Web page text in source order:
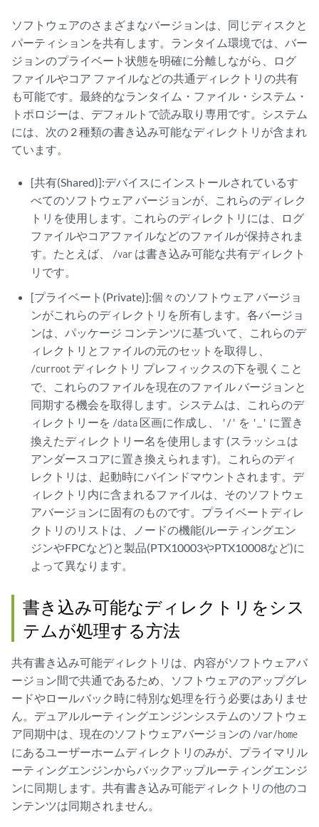
ソフトウェアのさまざまなバージョンは、同じディスクと
パーティションを共有します。ランタイム環境では、バー
ジョンのプライベート状態を明確に分離しながら、ログ
ファイルやコア ファイルなどの共通ディレクトリの共有
も可能です。最終的なランタイム・ファイル・システム・
トポロジーは、デフォルトで読み取り専用です。システム
には、次の 2 種類の書き込み可能なディレクトリが含まれ
ています。
[共有(Shared)]:デバイスにインストールされているす
べてのソフトウェア バージョンが、これらのディレク
トリを使用します。これらのディレクトリには、ログ
ファイルやコアファイルなどのファイルが保持されま
す。たとえば、 /var は書き込み可能な共有ディレクト
リです。
[プライベート(Private)]:個々のソフトウェア バージョ
ンがこれらのディレクトリを所有します。各バージョ
ンは、パッケージ コンテンツに基づいて、これらのデ
ィレクトリとファイルの元のセットを取得し、
/curroot ディレクトリ プレフィックスの下を覗くこと
で、これらのファイルを現在のファイル バージョンと
同期する機会を取得します。システムは、これらのデ
ィレクトリーを /data 区画に作成し、 '/' を '_' に置き
換えたディレクトリー名を使用します (スラッシュは
アンダースコアに置き換えられます)。これらのディ
レクトリは、起動時にバインドマウントされます。デ
ィレクトリ内に含まれるファイルは、そのソフトウェ
アバージョンに固有のものです。プライベートディレ
クトリのリストは、ノードの機能(ルーティングエン
ジンやFPCなど)と製品(PTX10003やPTX10008など)に
よって異なります。
書き込み可能なディレクトリをシス
テムが処理する方法
共有書き込み可能ディレクトリは、内容がソフトウェアバ
ージョン間で共通であるため、ソフトウェアのアップグレ
ードやロールバック時に特別な処理を行う必要はありませ
ん。デュアルルーティングエンジンシステムのソフトウェ
ア同期中は、現在のソフトウェアバージョンの /var/home
にあるユーザーホームディレクトリのみが、プライマリル
ーティングエンジンからバックアップルーティングエンジ
ンに同期します。共有書き込み可能ディレクトリの他のコ
ンテンツは同期されません。